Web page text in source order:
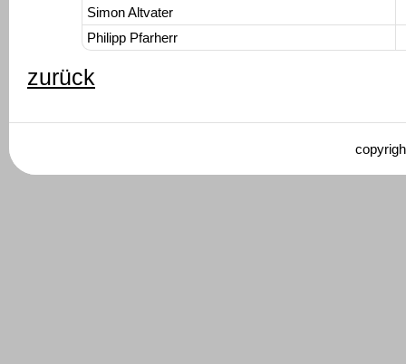
Simon Altvater
Philipp Pfarherr
zurück